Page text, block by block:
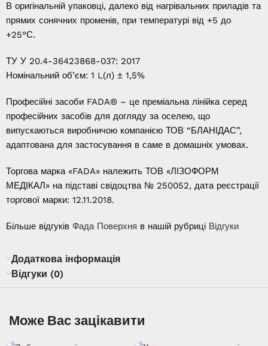
В оригінальній упаковці, далеко від нагрівальних приладів та
прямих сонячних променів, при температурі від +5 до
+25°С.
ТУ У 20.4-36423868-037: 2017
Номінальний об’єм: 1 L(л) ± 1,5%
Професійні засоби FADA® – це преміальна лінійка серед
професійних засобів для догляду за оселею, що
випускаються виробничою компанією ТОВ “БЛАНІДАС”,
адаптована для застосування в саме в домашніх умовах.
Торгова марка «FADA» належить ТОВ «ЛІЗОФОРМ
МЕДІКАЛ» на підставі свідоцтва № 250052, дата реєстрації
торгової марки: 12.11.2018.
Більше відгуків Фада Поверхня в нашій рубриці Відгуки
Додаткова інформація
Відгуки (0)
Може Вас зацікавити